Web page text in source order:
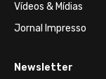
Vídeos & Mídias
Jornal Impresso
Newsletter